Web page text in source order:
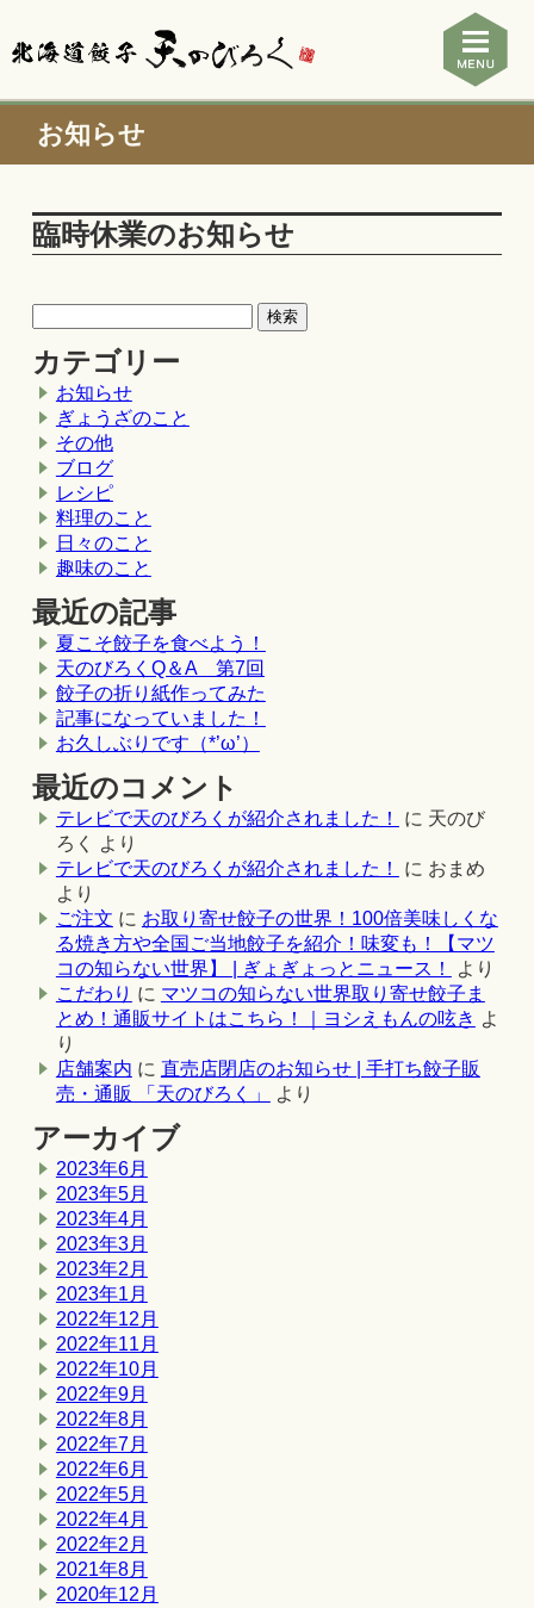
お知らせ
臨時休業のお知らせ
カテゴリー
お知らせ
ぎょうざのこと
その他
ブログ
レシピ
料理のこと
日々のこと
趣味のこと
最近の記事
夏こそ餃子を食べよう！
天のびろくQ＆A 第7回
餃子の折り紙作ってみた
記事になっていました！
お久しぶりです（*’ω’）
最近のコメント
テレビで天のびろくが紹介されました！ に 天のび
ろく
より
テレビで天のびろくが紹介されました！
に おまめ
より
ご注文 に お取り寄せ餃子の世界！100倍美味しくな
る焼き方や全国ご当地餃子を紹介！味変も！【マツ
コの知らない世界】 | ぎょぎょっとニュース！
より
こだわり に マツコの知らない世界取り寄せ餃子ま
とめ！通販サイトはこちら！｜ヨシえもんの呟き よ
り
店舗案内 に 直売店閉店のお知らせ | 手打ち餃子販
売・通販 「天のびろく」
より
アーカイブ
2023年6月
2023年5月
2023年4月
2023年3月
2023年2月
2023年1月
2022年12月
2022年11月
2022年10月
2022年9月
2022年8月
2022年7月
2022年6月
2022年5月
2022年4月
2022年2月
2021年8月
2020年12月